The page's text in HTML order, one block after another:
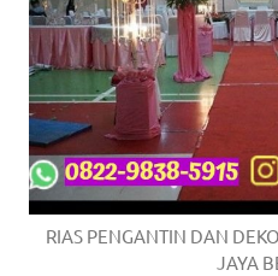
RIAS PENGANTIN DAN
JAYA